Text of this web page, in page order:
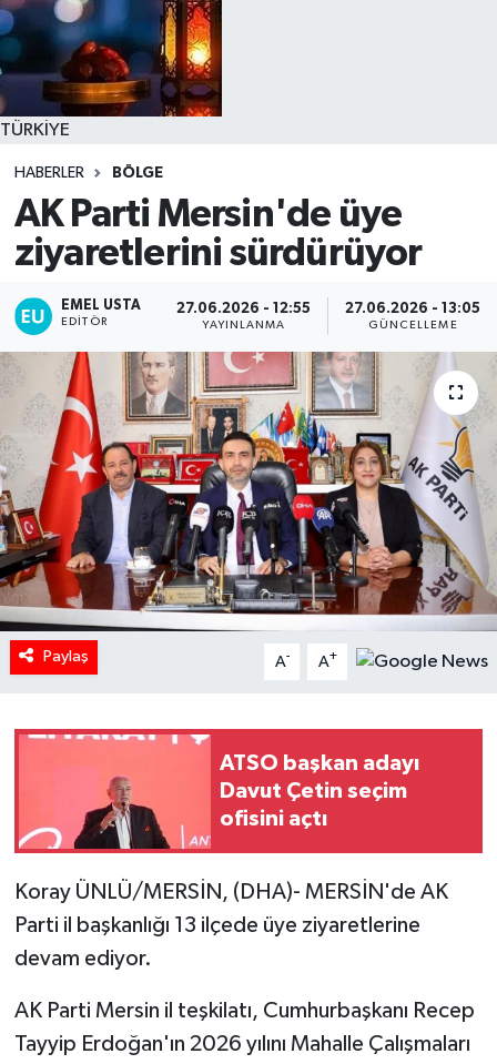
TÜRKİYE
HABERLER BÖLGE
AK Parti Mersin'de üye
ziyaretlerini sürdürüyor
EMEL USTA
EDITÖR
27.06.2026 - 12:55
YAYINLANMA
27.06.2026 - 13:05
GÜNCELLEME
Paylaş A- A+
ATSO başkan adayı
Davut Çetin seçim
ofisini açtı
Koray ÜNLÜ/MERSİN, (DHA)- MERSİN'de AK
Parti il başkanlığı 13 ilçede üye ziyaretlerine
devam ediyor.
AK Parti Mersin il teşkilatı, Cumhurbaşkanı Recep
Tayyip Erdoğan'ın 2026 yılını Mahalle Çalışmaları